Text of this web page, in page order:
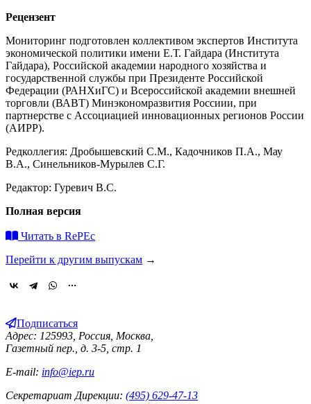
Рецензент
Мониторинг подготовлен коллективом экспертов Института
экономической политики имени Е.Т. Гайдара (Института
Гайдара), Российской академии народного хозяйства и
государственной службы при Президенте Российской
Федерации (РАНХиГС) и Всероссийской академии внешней
торговли (ВАВТ) Минэкономразвития Россиии, при
партнерстве с Ассоциацией инновационных регионов России
(АИРР).
Редколлегия: Дробышевский С.М., Кадочников П.А., Мау
В.А., Синельников-Мурылев С.Г.
Редактор: Гуревич В.С.
Полная версия
Читать в RePEc
Перейти к другим выпускам →
Подписаться
Адрес: 125993, Россия, Москва,
Газетный пер., д. 3-5, стр. 1
E-mail: info@iep.ru
Секретариат Дирекции: (495) 629-47-13